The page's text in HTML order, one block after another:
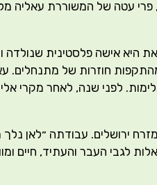
פרי עטה של המשוררת עאליה
היא אישה פלסטינית שנולדה
חוזרות של מתנחלים.
לפני שנה, לאחר מקרי
ירושלים. עבודתה ״לאן נלך
לגבי העבר והעתיד, חיים